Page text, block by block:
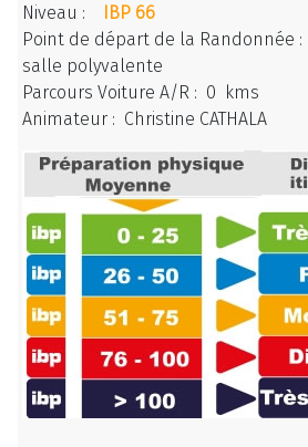
Niveau :
IBP 66
Point de départ de la Randonnée :
salle polyvalente
Parcours Voiture A/R : 0 kms
Animateur : Christine CATHALA